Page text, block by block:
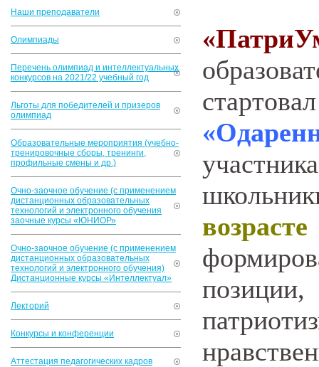
Наши преподаватели
Олимпиады
Перечень олимпиад и интеллектуальных
конкурсов на 2021/22 учебный год
Льготы для победителей и призеров
олимпиад
Образовательные мероприятия (учебно-
тренировочные сборы, тренинги,
профильные смены и др.)
Очно-заочное обучение (с применением
дистанционных образовательных
технологий и электронного обучения
заочные курсы «ЮНИОР»
Очно-заочное обучение (с применением
дистанционных образовательных
технологий и электронного обучения)
Дистанционные курсы «Интеллектуал»
Лекторий
Конкурсы и конференции
Аттестация педагогических кадров